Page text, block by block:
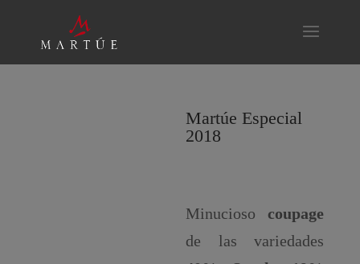
Martúe Especial
2018
Minucioso coupage
de las variedades